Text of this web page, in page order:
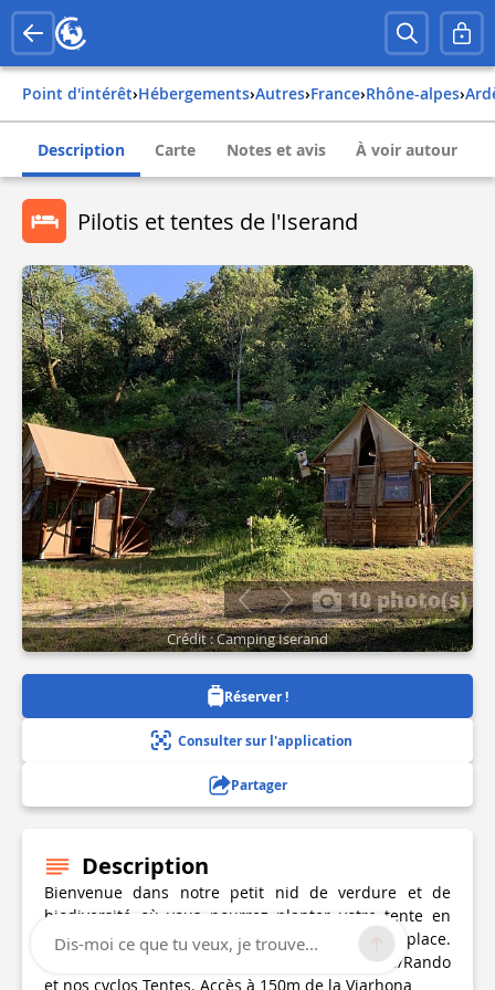
Point d'intérêt› Hébergements› Autres› france› rhône-alpes›
Description Carte Notes et avis À voir autour
Pilotis et tentes de l'Iserand
10 photo(s)
Crédit : Camping Iserand
Réserver !
Consulter sur l'application
Partager
Description
Bienvenue dans notre petit nid de verdure et de
biodiversité où vous pourrez planter votre tente en
pleine nature en profitant de nos hamacs sur place.
Nouveautés 2020: nos cabanes sur Pilotis vélos/Rando
et nos cyclos Tentes. Accès à 150m de la Viarhona
Dis-moi ce que tu veux, je trouve...